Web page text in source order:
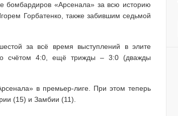
бомбардиров «Арсенала» за всю историю
Горбатенко, также забившим седьмой
за всё время выступлений в элите
счётом 4:0, ещё трижды – 3:0 (дважды
в премьер-лиге. При этом теперь
(15) и Замбии (11).